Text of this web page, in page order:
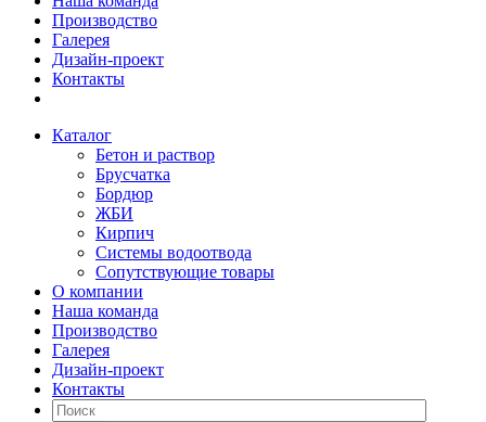
Производство
Галерея
Дизайн-проект
Контакты
Каталог
Бетон и раствор
Брусчатка
Бордюр
ЖБИ
Кирпич
Системы водоотвода
Сопутствующие товары
О компании
Наша команда
Производство
Галерея
Дизайн-проект
Контакты